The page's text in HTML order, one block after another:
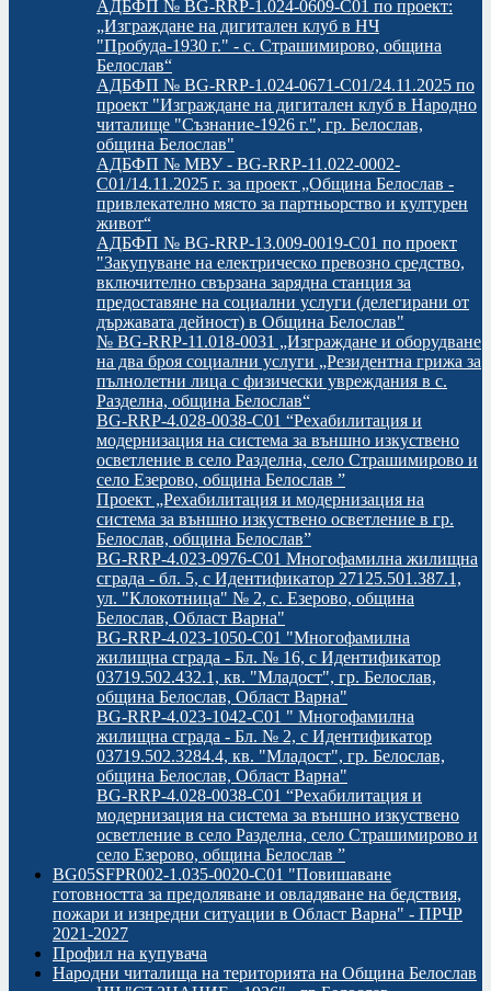
АДБФП № BG-RRP-1.024-0609-C01 по проект:
„Изграждане на дигитален клуб в НЧ
"Пробуда-1930 г." - с. Страшимирово, община
Белослав“
АДБФП № BG-RRP-1.024-0671-C01/24.11.2025 по
проект "Изграждане на дигитален клуб в Народно
читалище "Съзнание-1926 г.", гр. Белослав,
община Белослав"
АДБФП № МВУ - BG-RRР-11.022-0002-
C01/14.11.2025 г. за проект „Община Белослав -
привлекателно място за партньорство и културен
живот“
АДБФП № BG-RRP-13.009-0019-C01 по проект
"Закупуване на електрическо превозно средство,
включително свързана зарядна станция за
предоставяне на социални услуги (делегирани от
държавата дейност) в Община Белослав"
№ BG-RRP-11.018-0031 „Изграждане и оборудване
на два броя социални услуги „Резидентна грижа за
пълнолетни лица с физически увреждания в с.
Разделна, община Белослав“
BG-RRP-4.028-0038-C01 “Рехабилитация и
модернизация на системa за външно изкуствено
осветление в село Разделна, село Страшимирово и
село Езерово, община Белослав ”
Проект „Рехабилитация и модернизация на
системa за външно изкуствено осветление в гр.
Белослав, община Белослав”
BG-RRP-4.023-0976-C01 Многофамилна жилищна
сграда - бл. 5, с Идентификатор 27125.501.387.1,
ул. "Клокотница" № 2, с. Езерово, община
Белослав, Област Варна"
BG-RRP-4.023-1050-C01 "Многофамилна
жилищна сграда - Бл. № 16, с Идентификатор
03719.502.432.1, кв. "Младост", гр. Белослав,
община Белослав, Област Варна"
BG-RRP-4.023-1042-C01 " Многофамилна
жилищна сграда - Бл. № 2, с Идентификатор
03719.502.3284.4, кв. "Младост", гр. Белослав,
община Белослав, Област Варна"
BG-RRP-4.028-0038-C01 “Рехабилитация и
модернизация на системa за външно изкуствено
осветление в село Разделна, село Страшимирово и
село Езерово, община Белослав ”
BG05SFPR002-1.035-0020-C01 "Повишаване
готовността за предоляване и овладяване на бедствия,
пожари и изнредни ситуации в Област Варна" - ПРЧР
2021-2027
Профил на купувача
Народни читалища на територията на Община Белослав